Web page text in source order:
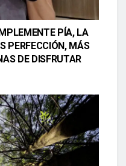
PÍA, LA
PERFECCIÓN, MÁS
DE DISFRUTAR